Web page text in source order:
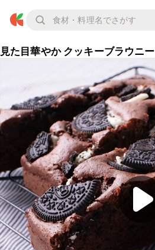
見た目華やか クッキーブラウニー